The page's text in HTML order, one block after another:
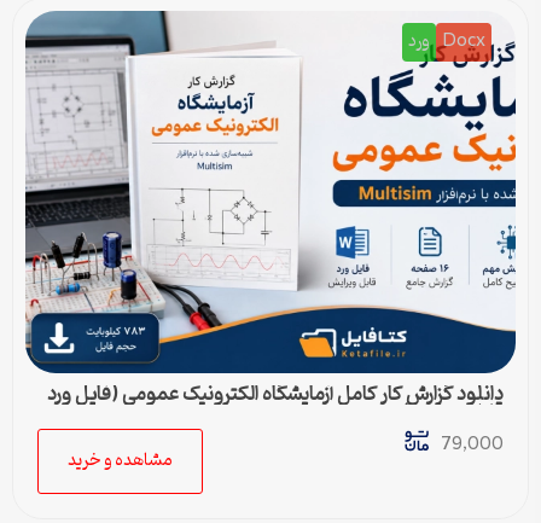
Docx ورد
دانلود گزارش کار کامل آزمایشگاه الکترونیک عمومی (فایل ورد
قابل ویرایش)
79,000
مشاهده و خرید